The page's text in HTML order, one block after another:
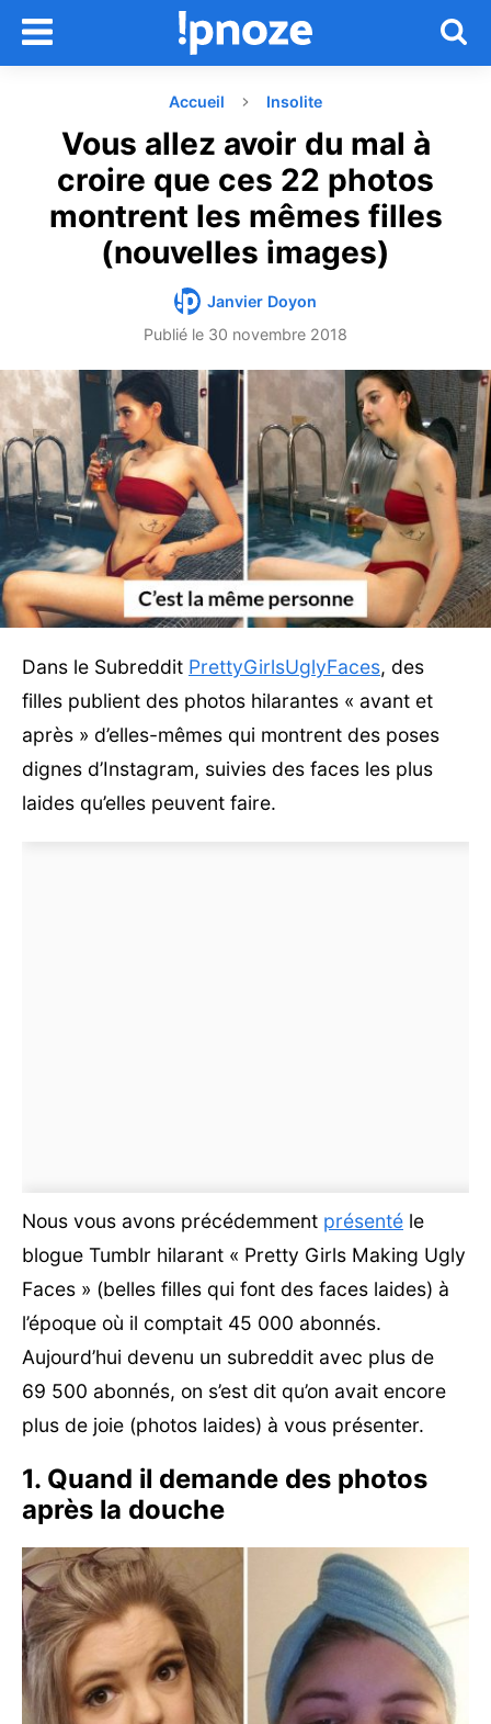
Accueil Insolite
Vous allez avoir du mal à
croire que ces 22 photos
montrent les mêmes filles
(nouvelles images)
Janvier Doyon
Publié le 30 novembre 2018
Dans le Subreddit PrettyGirlsUglyFaces, des
filles publient des photos hilarantes « avant et
après » d’elles-mêmes qui montrent des poses
dignes d’Instagram, suivies des faces les plus
laides qu’elles peuvent faire.
Nous vous avons précédemment présenté le
blogue Tumblr hilarant « Pretty Girls Making Ugly
Faces » (belles filles qui font des faces laides) à
l’époque où il comptait 45 000 abonnés.
Aujourd’hui devenu un subreddit avec plus de
69 500 abonnés, on s’est dit qu’on avait encore
plus de joie (photos laides) à vous présenter.
1. Quand il demande des photos
après la douche